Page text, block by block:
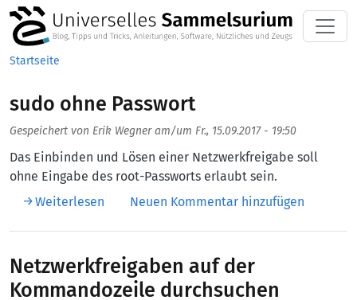
Direkt zum Inhalt
Startseite
sudo ohne Passwort
Gespeichert von Erik Wegneram/um Fr., 15.09.2017 - 19:50
Das Einbinden und Lösen einer Netzwerkfreigabe soll
ohne Eingabe des root-Passworts erlaubt sein.
Weiterlesen über sudo ohne Passwort
Neuen Kommentar hinzufügen
Netzwerkfreigaben auf der
Kommandozeile durchsuchen